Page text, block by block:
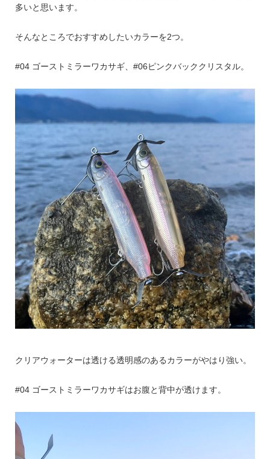
多いと思います。
そんなところでおすすめしたいカラーを2つ。
#04 ゴーストミラーワカサギ、#06ピンクバッククリスタル。
クリアウォーターは透ける透明感のあるカラーがやはり強い。
#04 ゴーストミラーワカサギはお腹と背中が透けます。